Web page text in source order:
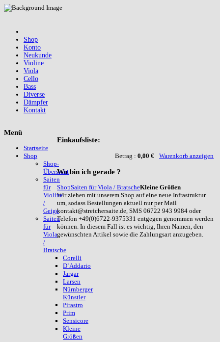
Shop
Konto
Neukunde
Violine
Viola
Cello
Bass
Diverse
Dämpfer
Kontakt
Einkaufsliste:
Betrag : 0,00 € Warenkorb anzeigen
Wobin ich gerade ?
ShopSaiten für Viola / BratscheKleine Größen
Wir ziehen mit unserem Shop auf eine neue Infrastruktur
um, sodass Bestellungen aktuell nur per Mail
kontakt@streichersaite.de, SMS 06722 943 9984 oder
Telefon +49(0)6722-9375331 entgegen genommen werden
können. In diesem Fall ist es wichtig, Ihren Namen, den
gewünschten Artikel sowie die Zahlungsart anzugeben.
Menü
Startseite
Shop
Shop-
Übersicht
Saiten
für
Violine
/
Geige
Saiten
für
Viola
/
Bratsche
Corelli
D`Addario
Jargar
Larsen
Nürnberger
Künstler
Pirastro
Prim
Sensicore
Kleine
Größen